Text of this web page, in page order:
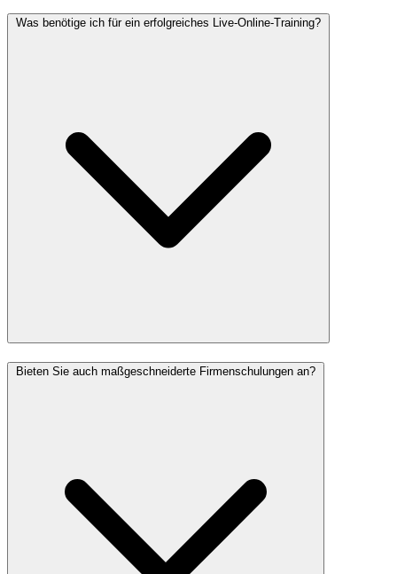
Was benötige ich für ein erfolgreiches Live-Online-Training?
Bieten Sie auch maßgeschneiderte Firmenschulungen an?